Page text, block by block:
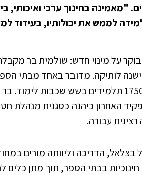
"מאמינה בחינוך ערכי ואיכותי,
לממש את יכולותיו, בעידוד
על מינוי חדש: שולמית בר
לותיקה. מדובר באחד מבתי
בפתח תקווה, בו לומדים כ-1750 תלמידים בשש
האחרון כיהנה כסגנית מנהלת
עבורה.
הדריכה וליוותה מורים
בבתי הספר, תוך מתן